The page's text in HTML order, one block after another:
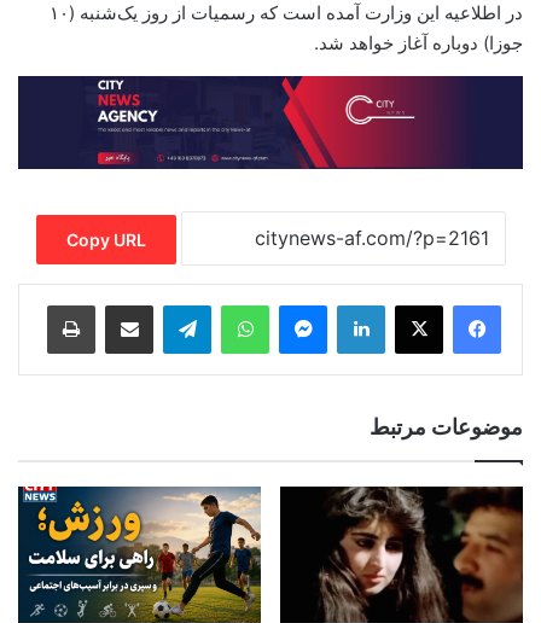
در اطلاعیه این وزارت آمده است که رسمیات از روز یک‌شنبه (۱۰
جوزا) دوباره آغاز خواهد شد.
Copy URL
LinkedIn
Messenger
WhatsApp
Telegram
Share via Email
Print
موضوعات مرتبط